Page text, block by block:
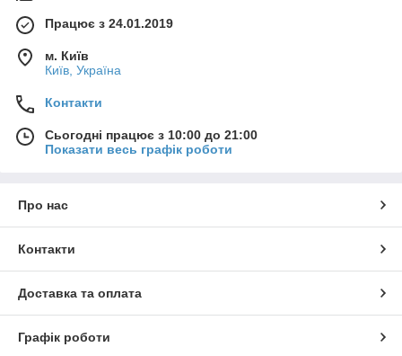
Працює з 24.01.2019
м. Київ
Київ, Україна
Контакти
Сьогодні працює з 10:00 до 21:00
Показати весь графік роботи
Про нас
Контакти
Доставка та оплата
Графік роботи